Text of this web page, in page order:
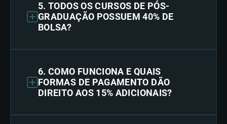
5. TODOS OS CURSOS DE PÓS-
GRADUAÇÃO POSSUEM 40% DE
BOLSA?
6. COMO FUNCIONA E QUAIS
FORMAS DE PAGAMENTO DÃO
DIREITO AOS 15% ADICIONAIS?